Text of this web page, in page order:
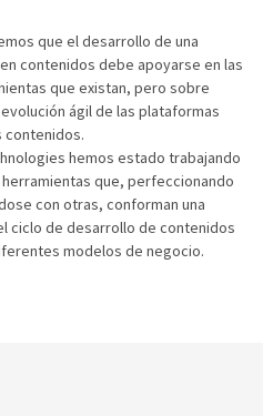
que el desarrollo de una
contenidos debe apoyarse en las
que existan, pero sobre
ágil de las plataformas
contenidos.
hemos estado trabajando
que, perfeccionando
con otras, conforman una
ciclo de desarrollo de contenidos
modelos de negocio.